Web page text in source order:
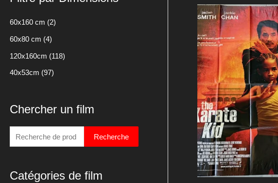
60x160 cm (2)
60x80 cm (4)
120x160cm (118)
40x53cm (97)
Chercher un film
e
h
Recherche
Catégories de film